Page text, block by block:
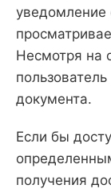
уведомление
Несмотря на
документа.
Если бы
получения